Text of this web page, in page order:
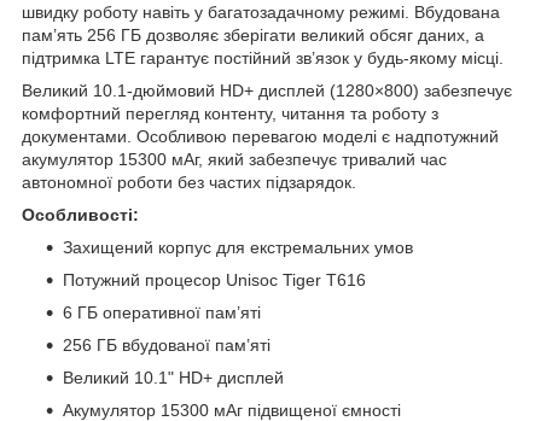
швидку роботу навіть у багатозадачному режимі. Вбудована
пам’ять 256 ГБ дозволяє зберігати великий обсяг даних, а
підтримка LTE гарантує постійний зв’язок у будь-якому місці.
Великий 10.1-дюймовий HD+ дисплей (1280×800) забезпечує
комфортний перегляд контенту, читання та роботу з
документами. Особливою перевагою моделі є надпотужний
акумулятор 15300 мАг, який забезпечує тривалий час
автономної роботи без частих підзарядок.
Особливості:
Захищений корпус для екстремальних умов
Потужний процесор Unisoc Tiger T616
6 ГБ оперативної пам’яті
256 ГБ вбудованої пам’яті
Великий 10.1" HD+ дисплей
Акумулятор 15300 мАг підвищеної ємності